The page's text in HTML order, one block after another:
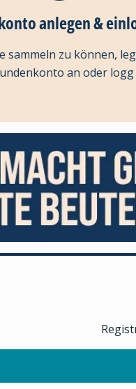
anlegen &
sammeln zu können,
an oder logg